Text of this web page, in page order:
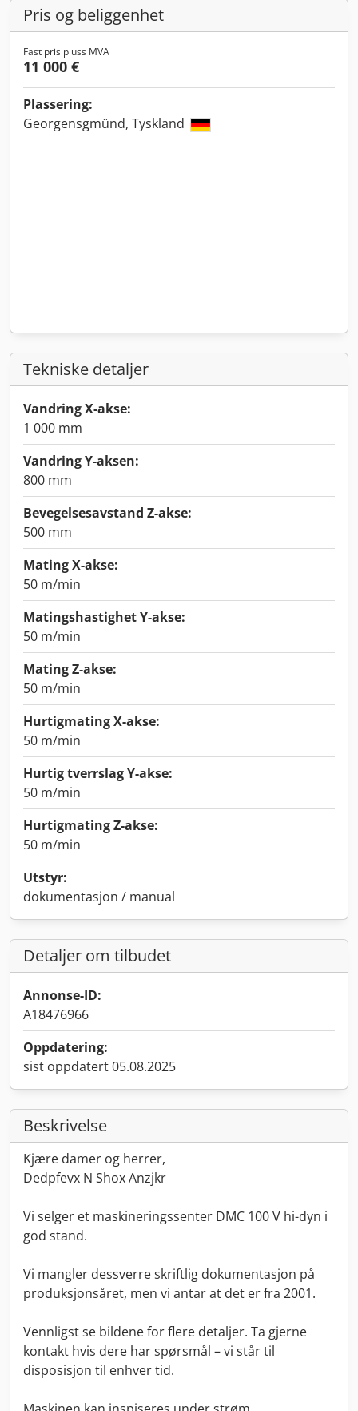
Pris og beliggenhet
Fast pris pluss MVA
11 000 €
Plassering:
Georgensgmünd, Tyskland
Tekniske detaljer
Vandring X-akse:
1 000 mm
Vandring Y-aksen:
800 mm
Bevegelsesavstand Z-akse:
500 mm
Mating X-akse:
50 m/min
Matingshastighet Y-akse:
50 m/min
Mating Z-akse:
50 m/min
Hurtigmating X-akse:
50 m/min
Hurtig tverrslag Y-akse:
50 m/min
Hurtigmating Z-akse:
50 m/min
Utstyr:
dokumentasjon / manual
Detaljer om tilbudet
Annonse-ID:
A18476966
Oppdatering:
sist oppdatert 05.08.2025
Beskrivelse
Kjære damer og herrer,
Dedpfevx N Shox Anzjkr
Vi selger et maskineringssenter DMC 100 V hi-dyn i
god stand.
Vi mangler dessverre skriftlig dokumentasjon på
produksjonsåret, men vi antar at det er fra 2001.
Vennligst se bildene for flere detaljer. Ta gjerne
kontakt hvis dere har spørsmål – vi står til
disposisjon til enhver tid.